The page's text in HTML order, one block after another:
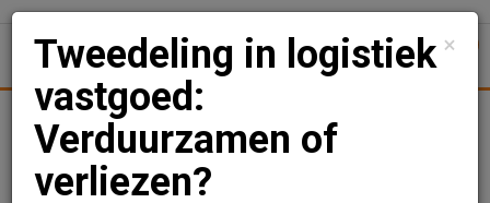
Uitgelicht Woningmarkt
Tweedeling in logistiek
×
Tweedeling in logistiek
vastgoed:
Verduurzamen of
verliezen?